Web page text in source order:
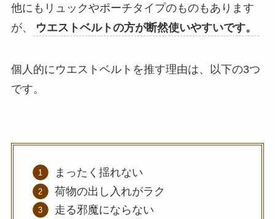
他にもリュックやポーチタイプのものもあります
が、
ウエストベルトの方が断然使いやすいです。
個人的にウエストベルトを推す理由は、以下の3つ
です。
まったく揺れない
荷物の出し入れがラク
走る邪魔にならない